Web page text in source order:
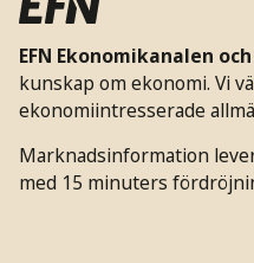
EFN Ekonomikanalen
kunskap om ekonomi. Vi
ekonomiintresserade
Marknadsinformation
med 15 minuters